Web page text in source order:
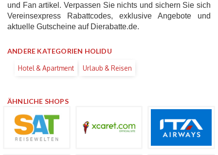
und Fan artikel. Verpassen Sie nichts und sichern Sie sich
Vereinsexpress Rabattcodes, exklusive Angebote und
aktuelle Gutscheine auf Dierabatte.de.
ANDERE KATEGORIEN HOLIDU
Hotel & Apartment Urlaub & Reisen
ÄHNLICHE SHOPS